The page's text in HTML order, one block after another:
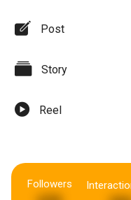
Post
Story
Reel
Followers